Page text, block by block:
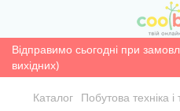
Відправимо сьогодні при
вихідних)
Каталог Побутова техніка